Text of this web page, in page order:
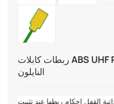
ربطات كابلات ABS UHF RFID ذاتية القفل من
النايلون
القفل إحكام ربطها عند تثبيت